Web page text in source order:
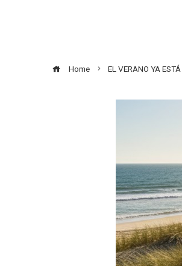
Home EL VERANO YA